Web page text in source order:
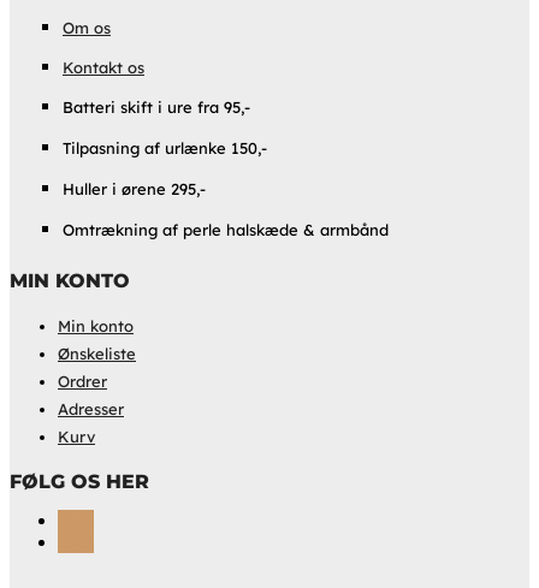
Om os
Kontakt os
Batteri skift i ure fra 95,-
Tilpasning af urlænke 150,-
Huller i ørene 295,-
Omtrækning af perle halskæde & armbånd
MIN KONTO
Min konto
Ønskeliste
Ordrer
Adresser
Kurv
FØLG OS HER